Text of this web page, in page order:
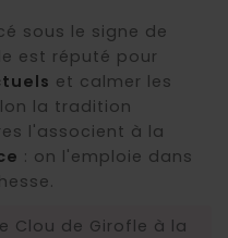
sous le signe de
est réputé pour
et calmer les
la tradition
l'associent à la
: on l'emploie dans
Clou de Girofle à la